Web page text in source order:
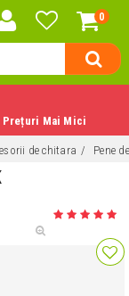
0
Prețuri Mai Mici
de chitara Pene